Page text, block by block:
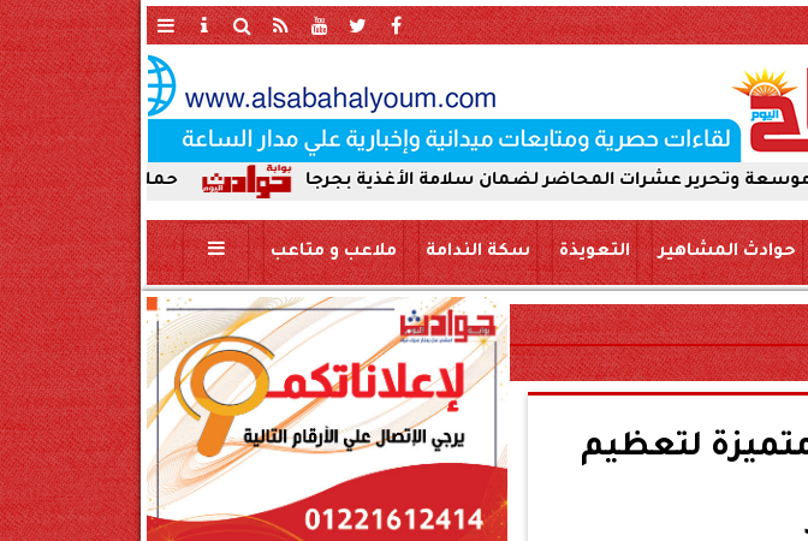
حملة صباحية مكبرة لإزالة المحاضر لضمان سلامة الأغذية بجرجا
حوادث المشاهير التعويذة سكة الندامة ملاعب و متاعب
لتعظيم